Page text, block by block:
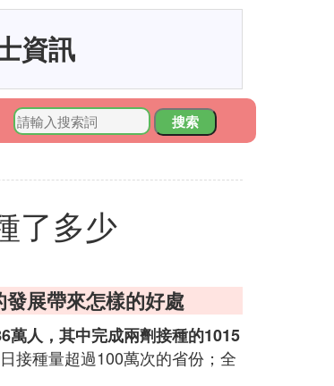
資訊
搜索
了多少
展帶來怎樣的好處
萬人，其中完成兩劑接種的1015
接種量超過100萬次的省份；全